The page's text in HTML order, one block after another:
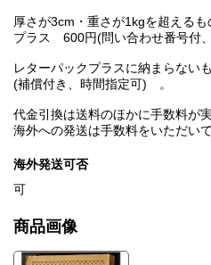
厚さが3cm・重さが1kgを超える
プラス 600円(問い合わせ番号付
レターパックプラスに納まらな
(補償付き、時間指定可) 。
代金引換は送料のほかに手数料が
海外への発送は手数料をいただいて
海外発送可否
可
商品画像